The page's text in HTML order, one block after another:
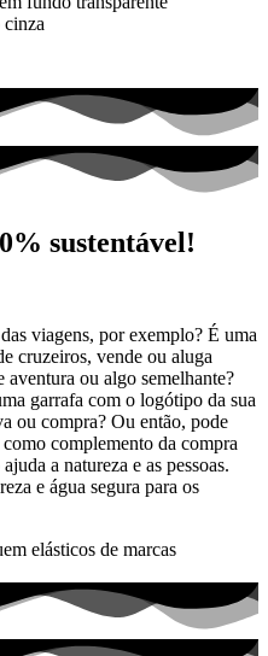
sustentável!
viagens, por exemplo? É uma
cruzeiros, vende ou aluga
aventura ou algo semelhante?
garrafa com o logótipo da sua
ou compra? Ou então, pode
complemento da compra
a natureza e as pessoas.
e água segura para os